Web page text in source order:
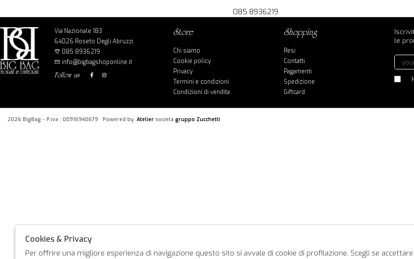
085 8936219
Via Nazionale 183
64026 Roseto Degli Abruzzi
085 8936219
info@bigbagshoponline.it
follow us
store
Chi siamo
Cookie policy
Privacy
Termini e condizioni
Condizioni di vendita
shopping
Resi
Contatti
Pagamenti
Spedizione
Giftcard
le
2026 BigBag - P.iva : 00916940679 Powered by Atelier società gruppo Zucchetti
Cookies & Privacy
Per offrire una migliore esperienza di navigazione questo sito si avvale di cookie di profilazione. Scegli se